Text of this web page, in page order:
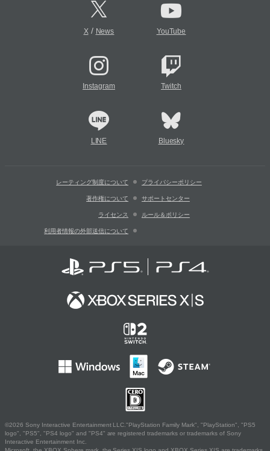
X/ News YouTube
Instagram Twitch
LINE Bluesky
レーティング制度について プライバシーポリシー
著作権について サポートセンター
ライセンス ルール＆ポリシー
利用者情報の外部送信について
©2026 Sony Interactive Entertainment LLC."PlayStation Family Mark", "PlayStation", "PS5
logo", "PS5", "PS4 logo" and "PS4" are registered trademarks or trademarks of Sony
Interactive Entertainment Inc.